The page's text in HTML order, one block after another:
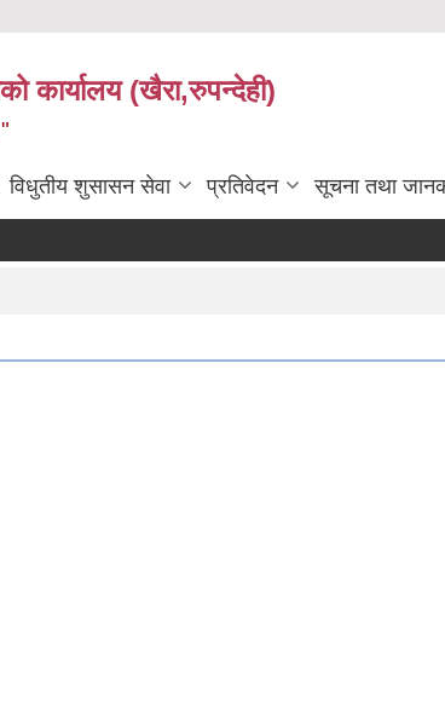
कार्यालय (खैरा,रुपन्देही)
विधुतीय शुसासन सेवा प्रतिवेदन सूचना तथा